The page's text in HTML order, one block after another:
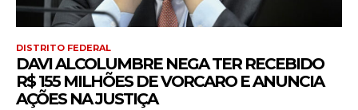
DISTRITO FEDERAL
DAVI ALCOLUMBRE NEGA TER RECEBIDO
R$ 155 MILHÕES DE VORCARO E ANUNCIA
AÇÕES NA JUSTIÇA